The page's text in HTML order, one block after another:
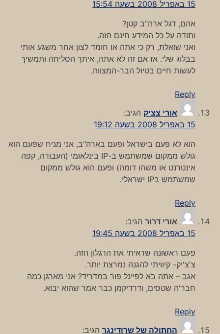
15 באפריל 2008 בשעה 15:54
אהם, דגל ארה"ב קטן?
ותודה על כל המידע חינם הזה.
ואני שואלת, רק כי אתה או חומד לצון אחר משגע אותי
בבלוג שלי. אז אם זה לא אתה, איתך הסליחה ותמשיך
לעשות חיים בטיול הבר-המצווה.
Reply
אורי צציק הגיב:
15 באפריל 2008 בשעה 19:12
הוא לא פעם בישראל ופעם בארה"ב, אני מניח שפעם הוא
גולש ממקום שמשתמש ב-IP בינלאומי (העבודה, קפה
אינטרנט או משהו דומה) ופעם הוא גולש ממקום
שמשתמש בIP ישראלי.
Reply
אורי דרור הגיב:
15 באפריל 2008 בשעה 19:45
פעם ראשונה שראיתי את הדגלון הזה.
צ'צ'יק- קיוויתי להגנה נמרצת יותר.
אגב – אתה בא לפיינל פור במדריד? אני מארגן כמה
חבר'ה שטסים, ודרדיקמן כבר אמר שהוא יבוא.
Reply
החתולה של שרודינגר הגיב: